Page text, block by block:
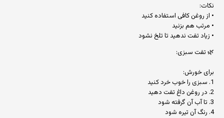
نکات:
• از روغن کافی استفاده کنید
• مرتب هم بزنید
• زیاد تفت ندهید تا تلخ نشود
🌿 تفت سبزی:
برای خورش:
1. سبزی را خوب خرد کنید
2. در روغن داغ تفت دهید
3. تا آب آن گرفته شود
4. رنگ آن تیره شود